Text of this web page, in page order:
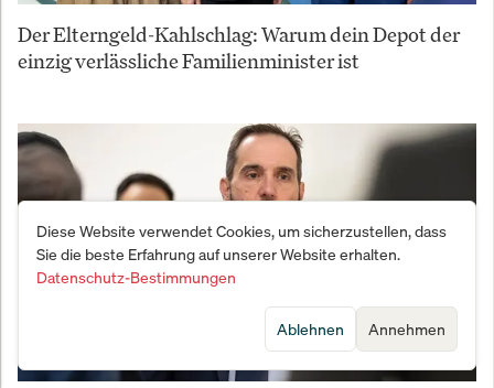
Der Elterngeld-Kahlschlag: Warum dein Depot der
einzig verlässliche Familienminister ist
Diese Website verwendet Cookies, um sicherzustellen, dass
Sie die beste Erfahrung auf unserer Website erhalten.
Datenschutz-Bestimmungen
Annehmen
Ablehnen